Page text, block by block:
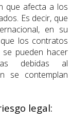
que afecta a los
Es decir, que
en su
los contratos
pueden hacer
debidas al
se contemplan
legal: